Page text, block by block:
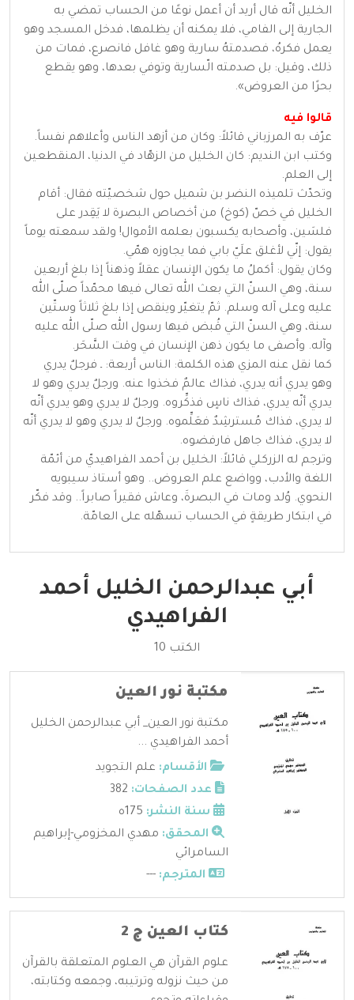
الخليل أنّه قال أريد أن أعمل نوعًا من الحساب تمضي به
الجارية إلى الفامي، فلا يمكنه أن يظلمها، فدخل المسجد وهو
يعمل فكرهُ، فصدمتهُ سارية وهو غافل فانصرع، فمات من
ذلك، وقيل: بل صدمته الّسارية وتوفي بعدها، وهو يقطع
بحرًا من العروض».
قالوا فيه
عرّف به المرزباني قائلاً: وكان من أزهد الناس وأعلاهم نفساً.
وكتب ابن النديم: كان الخليل من الزهّاد في الدنيا، المنقطعين
إلى العلم.
وتحدّث تلميذه النضر بن شميل حول شخصيّته فقال: أقام
الخليل في خصّ (كوخ) من أخصاص البصرة لا يَقِدر على
فلسَين، وأصحابه يكسبون بعلمه الأموال! ولقد سمعته يوماً
يقول: إنّي لأغلق علَيّ بابي فما يجاوزه همّي.
وكان يقول: أكملُ ما يكون الإنسان عقلاً وذهناً إذا بلغ أربعين
سنة، وهي السنّ التي بعث الله تعالى فيها محمّداً صلّى الله
عليه وعلى آله وسلم. ثمّ يتغيّر وينقص إذا بلغ ثلاثاً وستّين
سنة، وهي السنّ التي قُبض فيها رسول الله صلّى الله عليه
وآله. وأصفى ما يكون ذهن الإنسان في وقت السَّحَر.
كما نقل عنه المزي هذه الكلمة: الناس أربعة: ـ فرجلٌ يدري
وهو يدري أنه يدري، فذاك عالمٌ فخذوا عنه. ورجلٌ يدري وهو لا
يدري أنّه يدري، فذاك ناسٍ فذكِّروه. ورجلٌ لا يدري وهو يدري أنّه
لا يدري، فذاك مُسترشِدٌ فعَلِّموه. ورجلٌ لا يدري وهو لا يدري أنّه
لا يدري، فذاك جاهل فارفضوه.
وترجم له الزركلي قائلاً: الخليل بن أحمد الفراهيديّ من أئمّة
اللغة والأدب، وواضع علم العروض.. وهو أستاذ سيبويه
النحوي. وُلد ومات في البصرةَ، وعاش فقيراً صابراً.. وقد فكّر
في ابتكار طريقةٍ في الحساب تسهّله على العامّة.
أبي عبدالرحمن الخليل أحمد
الفراهيدي
الكتب 10
مكتبة نور العين
مكتبة نور العين_ أبي عبدالرحمن الخليل
أحمد الفراهيدي ...
الأقسام: علم التجويد
عدد الصفحات:
سنة النشر:
المحقق: مهدي المخزومي-إبراهيم
السامرائي
المترجم: ---
كتاب العين ج 2
علوم القرآن هي العلوم المتعلقة بالقرآن
من حيث نزوله وترتيبه، وجمعه وكتابته،